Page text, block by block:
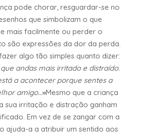
pode chorar, resguardar-se no
que simbolizam o que
mais facilmente ou perder o
são expressões da dor da perda.
algo tão simples quanto dizer:
andas mais irritado e distraído.
a acontecer porque sentes a
amigo…»Mesmo que a criança
sua irritação e distração ganham
Em vez de se zangar com a
ajuda-a a atribuir um sentido aos